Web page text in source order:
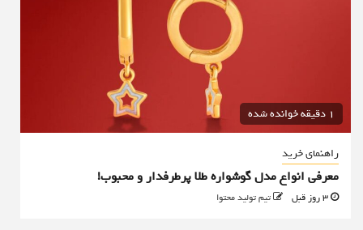
1 دقیقه خوانده شده
راهنمای خرید
معرفی انواع مدل گوشواره طلا پرطرفدار و محبوب!
تیم تولید محتوا